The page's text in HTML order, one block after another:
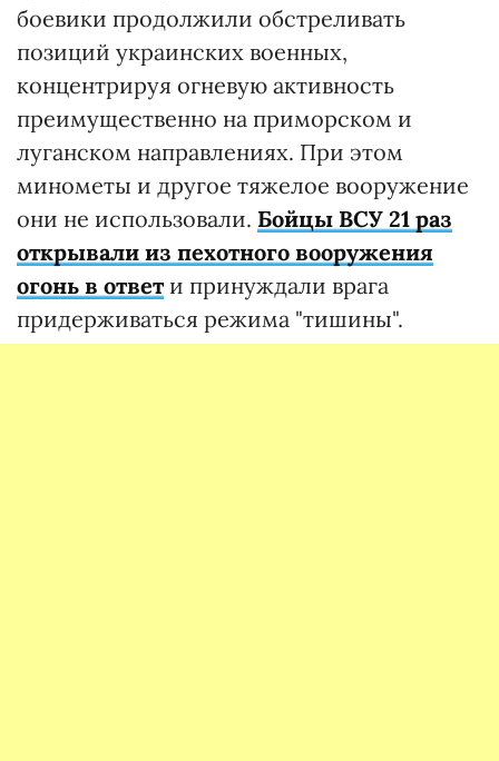
боевики продолжили обстреливать
позиций украинских военных,
концентрируя огневую активность
преимущественно на приморском и
луганском направлениях. При этом
минометы и другое тяжелое вооружение
они не использовали. Бойцы ВСУ 21 раз
открывали из пехотного вооружения
огонь в ответи принуждали врага
придерживаться режима "тишины".